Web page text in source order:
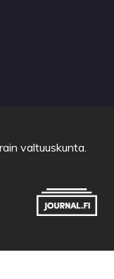
valtuuskunta